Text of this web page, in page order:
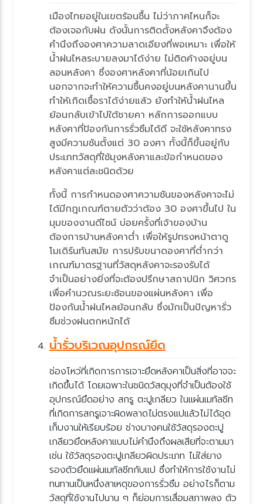
เมืองไทยอยู่ในเขตร้อนชื้น ไม่ว่าภาคไหนก็จะ
ต้องเจอกับฝน ดังนั้นการติดตั้งหลังคาจึงต้อง
คำนึงถึงองศาความลาดเอียงที่พอเหมาะ เพื่อให้
น้ำฝนไหลระบายลงมาได้ง่าย ไม่ติดค้างอยู่บน
ลอนหลังคา ซึ่งองศาหลังคาที่น้อยเกินไป
นอกจากจะทำให้ความชื้นคงอยู่บนหลังคานานขึ้น
ทำให้เกิดเชื้อราได้ง่ายแล้ว ยังทำให้น้ำฝนไหล
้อนกลับเข้าไปใต้ชายคา หลักการออกแบบ
หลังคาที่ป้องกันการรั่วซึมได้ดี จะใช้หลังคาทรง
สูงมีความชันตั้งแต่ 30 องศา ทั้งนี้ก็ขึ้นอยู่กับ
ประเภทวัสดุที่ใช้มุงหลังคาและข้อกำหนดของ
หลังคาแต่ละชนิดด้ว
ทั้งนี้ การกำหนดองศาความชันของหลังคาจะไม่
ได้มีกฎเกณฑ์ตายตัวว่าต้อง 30 องศาขึ้นไป ใน
มุมของงานดีไซน์ บ่อยครั้งที่เจ้าของบ้าน
ต้องการบ้านหลังคาต่ำ เพื่อให้รูปทรงหน้าตาดู
มเดิร์นทันสมัย การปรับขนาดองศาที่ต่ำกว่า
เกณฑ์มาตรฐานที่วัสดุหลังคาจะรองรับได้
จำเป็นอย่างยิ่งที่จะต้องปรึกษาสถาปนิก วิศวกร
เพื่อคำนวณระยะซ้อนของแผ่นหลังคา เพื่อ
ป้องกันน้ำฝนไหลย้อนกลับ ซึ่งมักเป็นปัญหารั่ว
ซึมช่วงฝนตกหนักได้
น้ำรั่วบริเวณอุปกรณ์ยึด
ช่องโหว่ที่เกิดการการเจาะยึดหลังคาเป็นสิ่งที่อาจจะ
เกิดขึ้นได้ โดยเฉพาะในชนิดวัสดุมุงที่จำเป็นต้องใช้
อุปกรณ์ยึดอย่าง สกรู ตะปูเกลียว ในแผ่นเมทัลชีท
ที่เกิดการสกรูเจาะผิดพลาดไม่ตรงแปแล้วไม่ได้อุด
เก็บงานให้เรียบร้อย ช่างบางคนใช้วัสดุรองตะปู
เกลียวยึดหลังคาแบบไม่คำนึงถึงผลเสียที่จะตามมา
เช่น ใช้วัสดุรองตะปูเกลียวผิดประเภท ไม่ใส่ยาง
รองตัวยึดแผ่นเมทัลชีทกับแป ซึ่งทำให้การใช้งานไม่
ทนทานเป็นหนึ่งสาเหตุของการรั่วซึม อย่างไรก็ตาม
วัสดุที่ใช้งานไปนาน ๆ ก็ย่อมการเสื่อมสภาพลง ตัว